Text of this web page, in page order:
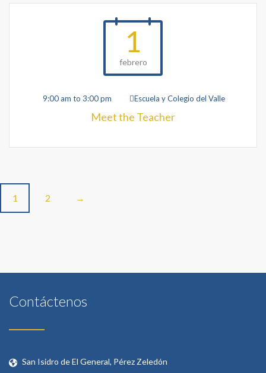
1
febrero
9:00 am to 3:00 pm Escuela y Colegio del Valle
Meet the Teacher
Posts
1 2 →
Contáctenos
San Isidro de El General, Pérez Zeledón